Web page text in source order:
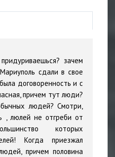
зачем
сдали в свое
договоренность и с
причем тут люди?
людей? Смотри,
, люлей не отгреби от
которых
Когда приезжал
причем половина